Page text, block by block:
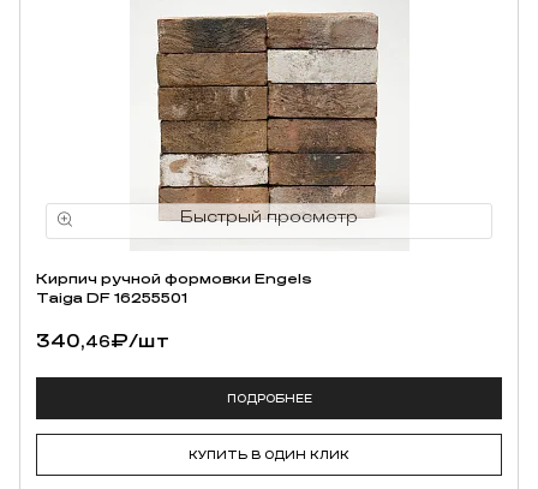
Кирпич ручной формовки Engels
Taiga DF 16255501
340,46₽/шт
ПОДРОБНЕЕ
КУПИТЬ В ОДИН КЛИК